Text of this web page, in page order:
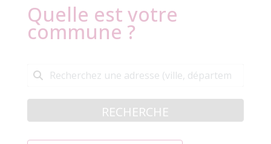
Quelle est votre
commune ?
RECHERCHE